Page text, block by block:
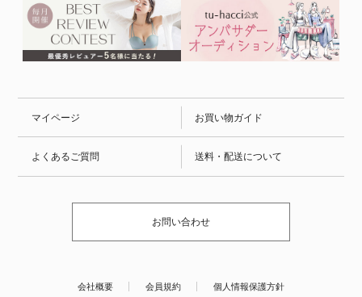
マイページ お買い物ガイド
よくあるご質問 送料・配送について
お問い合わせ
会社概要 会員規約 個人情報保護方針